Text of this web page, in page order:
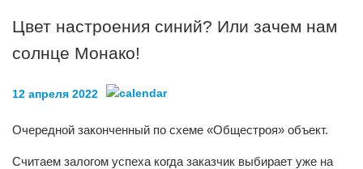
Цвет настроения синий? Или зачем нам
солнце Монако!
12 апреля 2022
Очередной законченный по схеме «Общестроя» объект.
Считаем залогом успеха когда заказчик выбирает уже на